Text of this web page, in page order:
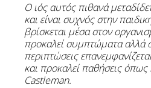
Ο ιός αυτός πιθανά
και είναι συχνός στην
βρίσκεται μέσα στον
προκαλεί συμπτώματα αλλά
περιπτώσεις
και προκαλεί παθήσεις
Castleman.